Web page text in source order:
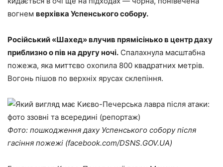
вогнем верхівка Успенського собору.
Російський «Шахед» влучив прямісінько в центр даху
приблизно о пів на другу ночі. Спалахнула масштабна
пожежа, яка миттєво охопила 800 квадратних метрів.
Вогонь пішов по верхніх ярусах склепіння.
Фото: пошкодження даху Успенського собору після
гасіння пожежі (facebook.com/DSNS.GOV.UA)